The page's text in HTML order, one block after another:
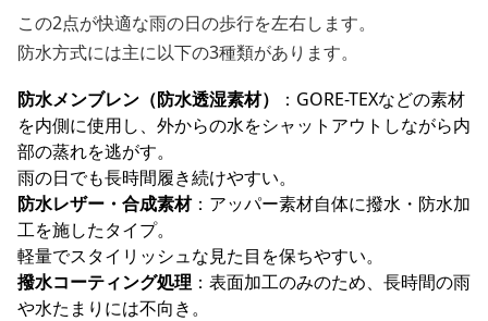
この2点が快適な雨の日の歩行を左右します。
防水方式には主に以下の3種類があります。
防水メンブレン（防水透湿素材）
：GORE-TEXなどの素材
を内側に使用し、外からの水をシャットアウトしながら内
部の蒸れを逃がす。
雨の日でも長時間履き続けやすい。
防水レザー・合成素材：アッパー素材自体に撥水・防水加
工を施したタイプ。
軽量でスタイリッシュな見た目を保ちやすい。
撥水コーティング処理 ：表面加工のみのため、長時間の雨
や水たまりには不向き。